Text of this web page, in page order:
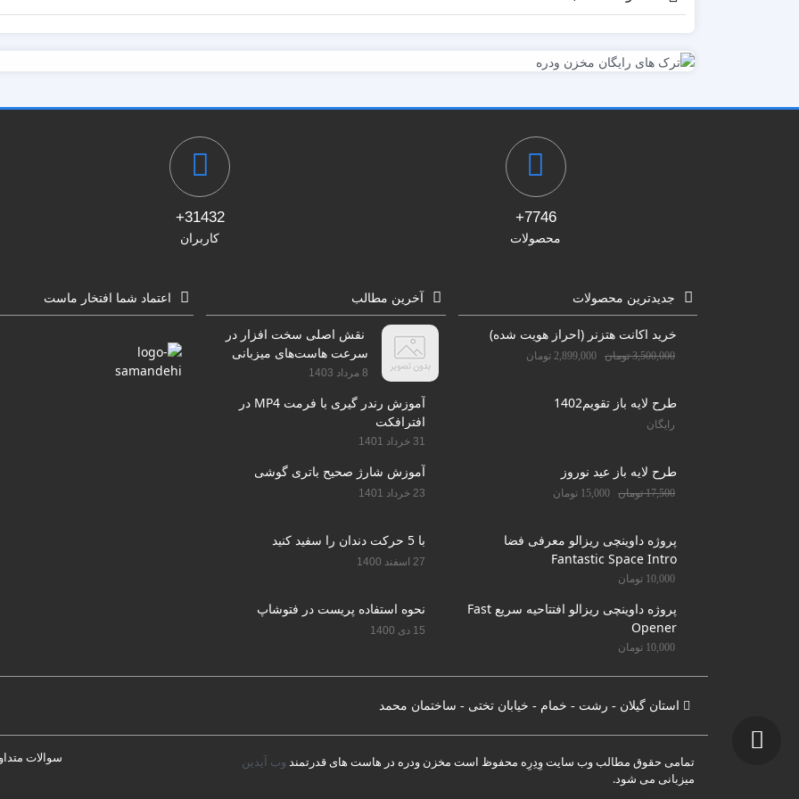
7746+
محصولات
31432+
کاربران
جدیدترین محصولات
خرید اکانت هتزنر (احراز هویت شده)
3,500,000 تومان 2,899,000 تومان
طرح لایه باز تقویم1402
رایگان
طرح لایه باز عید نوروز
17,500 تومان 15,000 تومان
پروژه داوینچی ریزالو معرفی فضا
Fantastic Space Intro
10,000 تومان
پروژه داوینچی ریزالو افتتاحیه سریع Fast
Opener
10,000 تومان
آخرین مطالب
نقش اصلی سخت افزار در
سرعت هاست‌های میزبانی
سایت
8 مرداد 1403
آموزش رندر گیری با فرمت MP4 در
افترافکت
31 خرداد 1401
آموزش شارژ صحیح باتری گوشی
23 خرداد 1401
با 5 حرکت دندان را سفید کنید
27 اسفند 1400
نحوه استفاده پریست در فتوشاپ
15 دی 1400
اعتماد شما افتخار ماست
استان گیلان - رشت - خمام - خیابان تختی - ساختمان محمد
تمامی حقوق مطالب وب سایت وِدِرِه محفوظ است مخزن ودره در هاست های قدرتمند وب آیدین
میزبانی می شود.
سوالات